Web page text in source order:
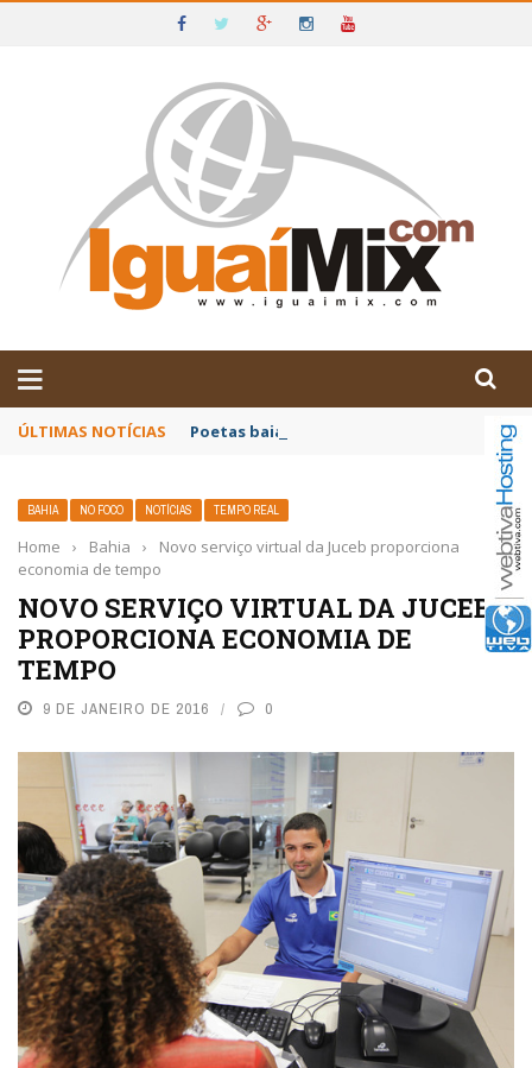
IGUAÍ E SUDOESTE DA BAHIA
ÚLTIMAS NOTÍCIAS Poetas baianos representam o Brasil no
BAHIA NO FOCO NOTÍCIAS TEMPO REAL
Home › Bahia ›
Novo serviço virtual da Juceb proporciona
economia de tempo
NOVO SERVIÇO VIRTUAL DA JUCEB
PROPORCIONA ECONOMIA DE
TEMPO
9 DE JANEIRO DE 2016 0